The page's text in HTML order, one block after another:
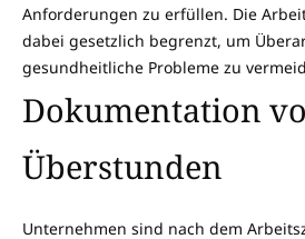
Anforderungen zu erfüllen. Die
dabei gesetzlich begrenzt, um
gesundheitliche Probleme zu
Dokumentation
Überstunden
Unternehmen sind nach dem